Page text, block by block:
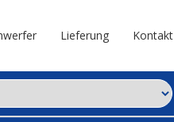
Lieferung Kontakt